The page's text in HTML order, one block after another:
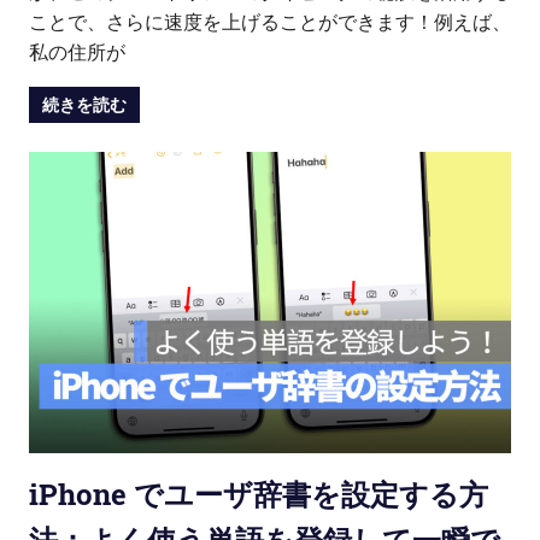
ことで、さらに速度を上げることができます！例えば、
私の住所が
続きを読む
iPhone でユーザ辞書を設定する方